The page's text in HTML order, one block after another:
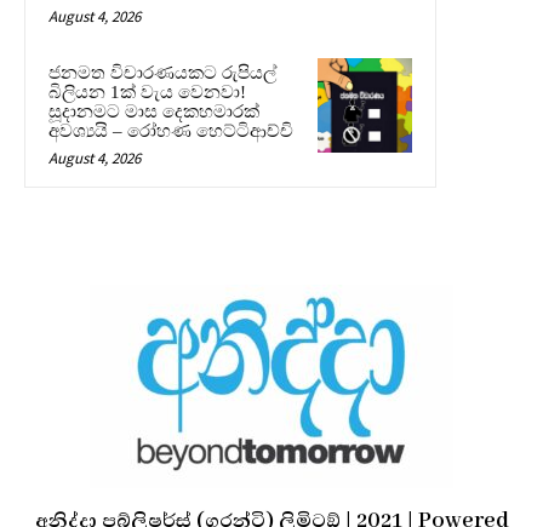
August 4, 2026
ජනමත විචාරණයකට රුපියල්
බිලියන 1ක් වැය වෙනවා!
සූදානමට මාස දෙකහමාරක්
අවශ්‍යයි – රෝහණ හෙට්ටිආච්චි
August 4, 2026
අනිද්දා පබ්ලිෂර්ස් (ගරන්ටි) ලිමිටඞ් | 2021 | Powered